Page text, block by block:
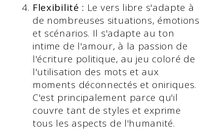
Flexibilité : Le vers libre s'adapte à
de nombreuses situations, émotions
et scénarios. Il s'adapte au ton
intime de l'amour, à la passion de
l'écriture politique, au jeu coloré de
l'utilisation des mots et aux
moments déconnectés et oniriques.
C'est principalement parce qu'il
couvre tant de styles et exprime
tous les aspects de l'humanité.